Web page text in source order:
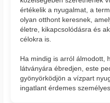
értékelik a nyugalmat, a
olyan otthont keresnek,
életre, kikapcsolódásra és
célokra is.
Ha mindig is arról álmodott,
látványára ébredjen, este
gyönyörködjön a vízpart
ingatlant érdemes